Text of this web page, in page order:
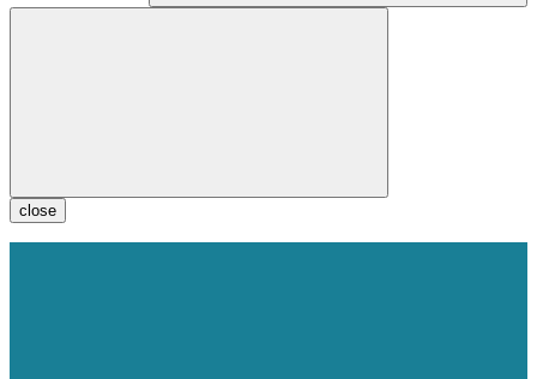
close